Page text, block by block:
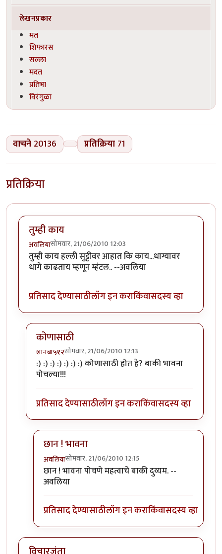
लेखनप्रकार
मत
शिफारस
सल्ला
मदत
प्रतिभा
विरंगुळा
वाचने 20136 प्रतिक्रिया 71
प्रतिक्रिया
तुम्ही काय
अवलियासोमवार, 21/06/2010 12:03
तुम्ही काय हल्ली सुट्टीवर आहात कि काय...धाग्यावर
धागे काढताय म्हणून म्हंटल.. --अवलिया
प्रतिसाद देण्यासाठीलॉग इन कराकिंवासदस्य व्हा
कोणासाठी
शानबा५१२सोमवार, 21/06/2010 12:13
In reply toतुम्ही कायbyअवलिया
:) :) :) :) :) :) :) कोणासाठी होत हे? बाकी भावना
पोचल्या!!!
प्रतिसाद देण्यासाठीलॉग इन कराकिंवासदस्य व्हा
छान ! भावना
अवलियासोमवार, 21/06/2010 12:15
In reply toकोणासाठीbyशानबा५१२
छान ! भावना पोचणे महत्वाचे बाकी दुय्यम. --
अवलिया
प्रतिसाद देण्यासाठीलॉग इन कराकिंवासदस्य व्हा